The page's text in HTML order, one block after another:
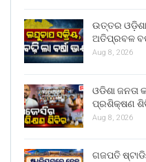
ଉତ୍ତର
ଅତିପ୍ରବଳ
Aug 8, 2026
ଓଡିଶା ଜନତା
ପ୍ରଶିକ୍ଷଣ
Aug 8, 2026
ଗଜପତି